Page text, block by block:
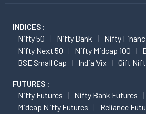
INDICES :
Nifty 50 Nifty Bank
Nifty
Nifty Next 50
Nifty Midcap 100
BSE Small Cap
India Vix Gift
FUTURES :
Nifty Futures
Nifty Bank Futures
Midcap Nifty Futures
Reliance